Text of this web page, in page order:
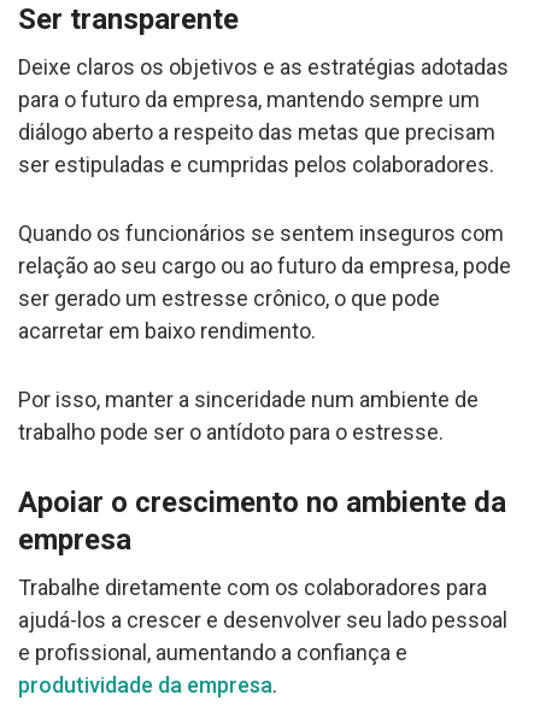
Ser transparente
Deixe claros os objetivos e as estratégias adotadas
para o futuro da empresa, mantendo sempre um
diálogo aberto a respeito das metas que precisam
ser estipuladas e cumpridas pelos colaboradores.
Quando os funcionários se sentem inseguros com
relação ao seu cargo ou ao futuro da empresa, pode
ser gerado um estresse crônico, o que pode
acarretar em baixo rendimento.
Por isso, manter a sinceridade num ambiente de
trabalho pode ser o antídoto para o estresse.
Apoiar o crescimento no ambiente da
empresa
Trabalhe diretamente com os colaboradores para
ajudá-los a crescer e desenvolver seu lado pessoal
e profissional, aumentando a confiança e
produtividade da empresa.